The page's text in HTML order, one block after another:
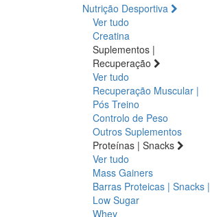
Nutrição Desportiva
Ver tudo
Creatina
Suplementos |
Recuperação
Ver tudo
Recuperação Muscular |
Pós Treino
Controlo de Peso
Outros Suplementos
Proteínas | Snacks
Ver tudo
Mass Gainers
Barras Proteicas | Snacks |
Low Sugar
Whey